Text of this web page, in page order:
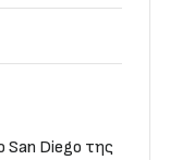
San Diego της